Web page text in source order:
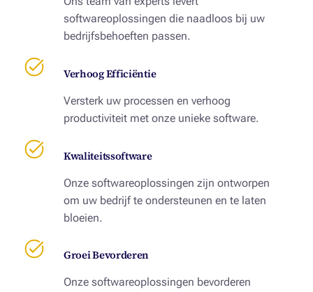
softwareoplossingen die naadloos bij uw
bedrijfsbehoeften passen.
Verhoog Efficiëntie
Versterk uw processen en verhoog
productiviteit met onze unieke software.
Kwaliteitssoftware
Onze softwareoplossingen zijn ontworpen
om uw bedrijf te ondersteunen en te laten
bloeien.
Groei Bevorderen
Onze softwareoplossingen bevorderen